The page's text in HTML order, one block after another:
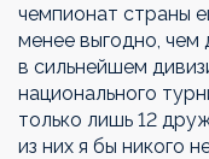
чемпионат страны
менее выгодно, чем
в сильнейшем
национального
только лишь 12
из них я бы никого